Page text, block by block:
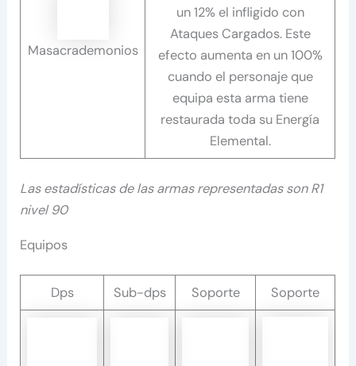
Masacrademonios
un 12% el infligido con
Ataques Cargados. Este
efecto aumenta en un 100%
cuando el personaje que
equipa esta arma tiene
restaurada toda su Energía
Elemental.
Las estadísticas de las armas representadas son R1
nivel 90
Equipos
Dps Sub-dps Soporte Soporte